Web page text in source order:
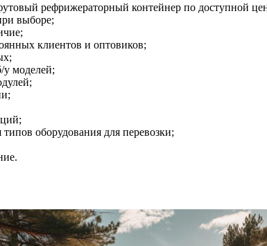
рефрижераторный контейнер по доступной
выборе;
клиентов и оптовиков;
моделей;
оборудования для перевозки;